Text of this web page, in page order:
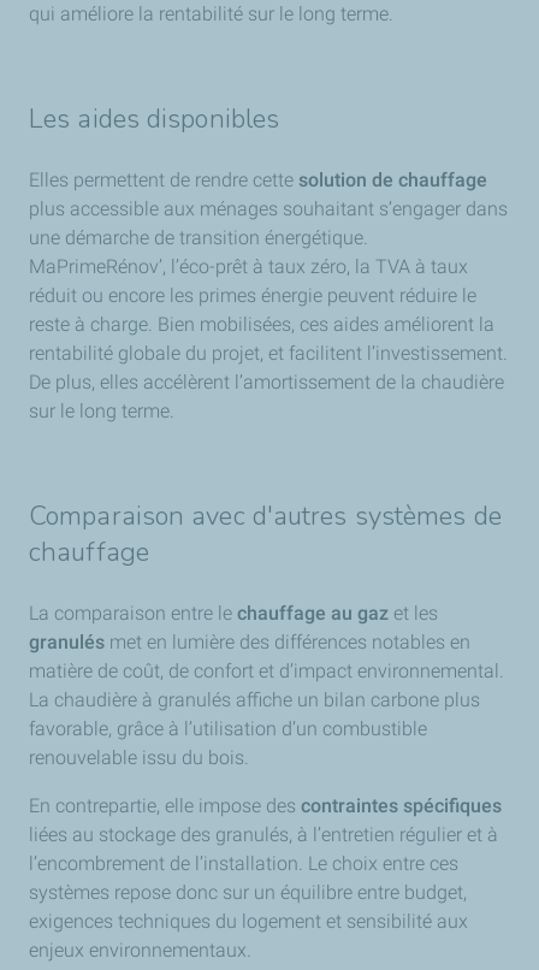
qui améliore la rentabilité sur le long terme.
Les aides disponibles
Elles permettent de rendre cette solution de chauffage
plus accessible aux ménages souhaitant s’engager dans
une démarche de transition énergétique.
MaPrimeRénov’, l’éco-prêt à taux zéro, la TVA à taux
réduit ou encore les primes énergie peuvent réduire le
reste à charge. Bien mobilisées, ces aides améliorent la
rentabilité globale du projet, et facilitent l’investissement.
De plus, elles accélèrent l’amortissement de la chaudière
sur le long terme.
Comparaison avec d'autres systèmes de
chauffage
La comparaison entre le chauffage au gaz et les
granulés met en lumière des différences notables en
matière de coût, de confort et d’impact environnemental.
La chaudière à granulés affiche un bilan carbone plus
favorable, grâce à l’utilisation d’un combustible
renouvelable issu du bois.
En contrepartie, elle impose des contraintes spécifiques
liées au stockage des granulés, à l’entretien régulier et à
l’encombrement de l’installation. Le choix entre ces
systèmes repose donc sur un équilibre entre budget,
exigences techniques du logement et sensibilité aux
enjeux environnementaux.